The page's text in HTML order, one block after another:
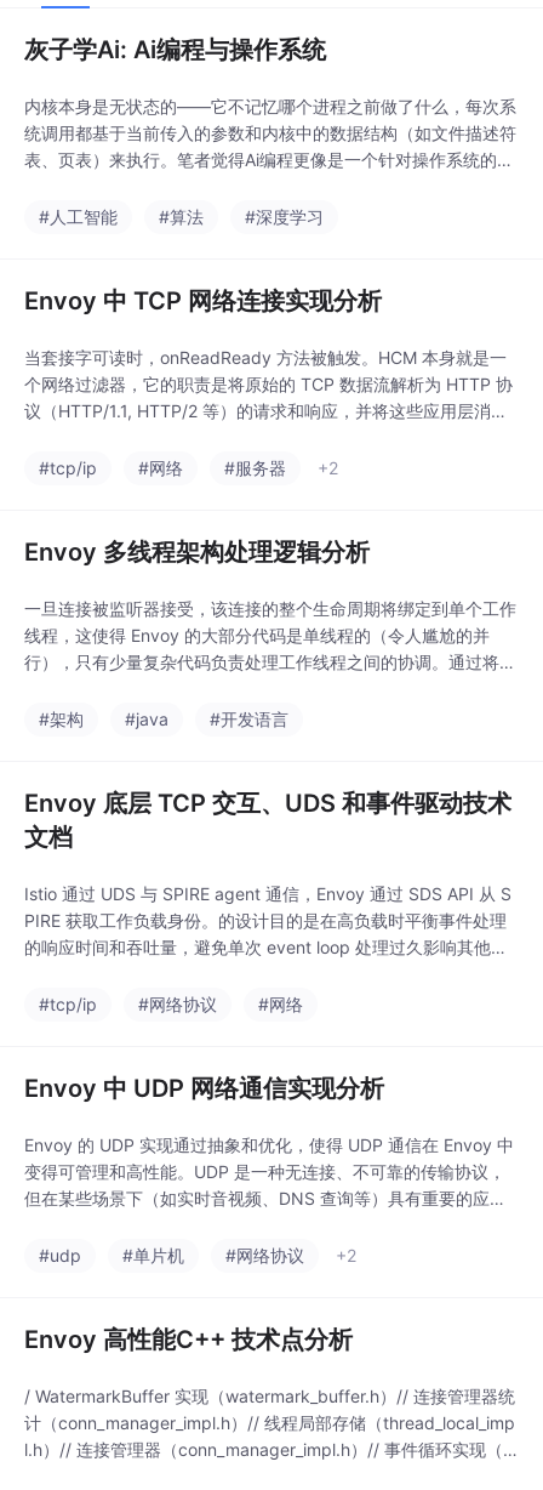
灰子学Ai: Ai编程与操作系统
内核本身是无状态的——它不记忆哪个进程之前做了什么，每次系
统调用都基于当前传入的参数和内核中的数据结构（如文件描述符
表、页表）来执行。笔者觉得Ai编程更像是一个针对操作系统的使
的智能体（Agent）与大模型（LLM）进行系统性类比。/proc 是
#人工智能 #算法 #深度学习
Envoy 中 TCP 网络连接实现分析
当套接字可读时，onReadReady 方法被触发。HCM 本身就是一
个网络过滤器，它的职责是将原始的 TCP 数据流解析为 HTTP 协
议（HTTP/1.1, HTTP/2 等）的请求和响应，并将这些应用层消息
的大小超过了配置的高水位线（read_buffer_high_watermark
#tcp/ip #网络 #服务器 +2
Envoy 多线程架构处理逻辑分析
一旦连接被监听器接受，该连接的整个生命周期将绑定到单个工作
线程，这使得 Envoy 的大部分代码是单线程的（令人尴尬的并
行），只有少量复杂代码负责处理工作线程之间的协调。通过将连
题，并实现了令人尴尬的并行。Envoy 被设计为 100% 无阻塞
#架构 #java #开发语言
Envoy 底层 TCP 交互、UDS 和事件驱动技术
文档
Istio 通过 UDS 与 SPIRE agent 通信，Envoy 通过 SDS API 从 S
PIRE 获取工作负载身份。的设计目的是在高负载时平衡事件处理
的响应时间和吞吐量，避免单次 event loop 处理过久影响其他事
（SPIRE）场景中发挥关键作用。边缘触发（Edge-Triggered）
#tcp/ip #网络协议 #网络
Envoy 中 UDP 网络通信实现分析
Envoy 的 UDP 实现通过抽象和优化，使得 UDP 通信在 Envoy 中
变得可管理和高性能。UDP 是一种无连接、不可靠的传输协议，
但在某些场景下（如实时音视频、DNS 查询等）具有重要的应用
支持。Envoy 的 UDP 实现展示了如何在保持 UDP 优势的同时，
#udp #单片机 #网络协议 +2
Envoy 高性能C++ 技术点分析
/ WatermarkBuffer 实现（watermark_buffer.h）// 连接管理器统
计（conn_manager_impl.h）// 线程局部存储（thread_local_imp
l.h）// 连接管理器（conn_manager_impl.h）// 事件循环实现（di